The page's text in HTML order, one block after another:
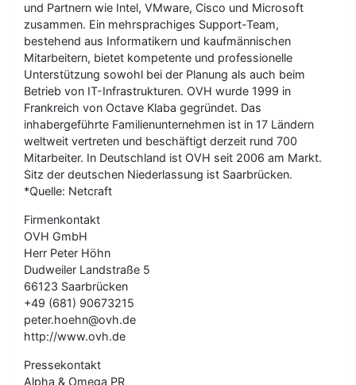
und Partnern wie Intel, VMware, Cisco und Microsoft
zusammen. Ein mehrsprachiges Support-Team,
bestehend aus Informatikern und kaufmännischen
Mitarbeitern, bietet kompetente und professionelle
Unterstützung sowohl bei der Planung als auch beim
Betrieb von IT-Infrastrukturen. OVH wurde 1999 in
Frankreich von Octave Klaba gegründet. Das
inhabergeführte Familienunternehmen ist in 17 Ländern
weltweit vertreten und beschäftigt derzeit rund 700
Mitarbeiter. In Deutschland ist OVH seit 2006 am Markt.
Sitz der deutschen Niederlassung ist Saarbrücken.
*Quelle: Netcraft
Firmenkontakt
OVH GmbH
Herr Peter Höhn
Dudweiler Landstraße 5
66123 Saarbrücken
+49 (681) 90673215
peter.hoehn@ovh.de
http://www.ovh.de
Pressekontakt
Alpha & Omega PR